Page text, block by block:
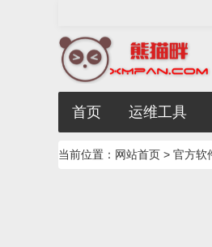
首页 运维工具
当前位置： 网站首页 > 官方软